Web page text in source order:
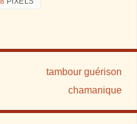
tambour guérison
chamanique